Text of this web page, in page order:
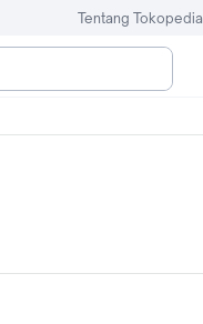
Tentang Tokopedia